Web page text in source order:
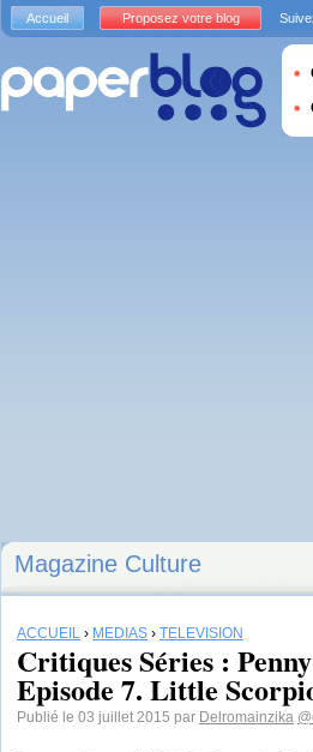
Magazine Culture
ACCUEIL › MÉDIAS › TÉLÉVISION
Critiques Séries :
Episode 7. Little
Publié le 03 juillet 2015 par Delromainzika
Accueil Proposez votre blog